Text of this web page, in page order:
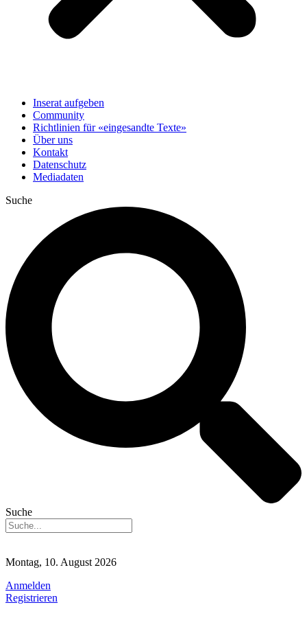
Inserat aufgeben
Community
Richtlinien für «eingesandte Texte»
Über uns
Kontakt
Datenschutz
Mediadaten
Suche
Suche
Montag, 10. August 2026
Anmelden
Registrieren